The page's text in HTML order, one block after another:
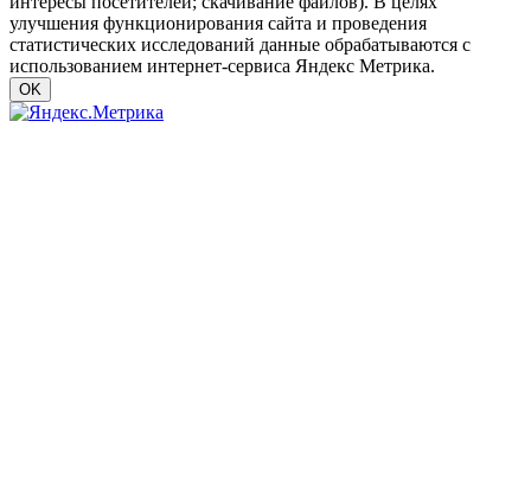
улучшения функционирования сайта и проведения
статистических исследований данные обрабатываются с
использованием интернет-сервиса Яндекс Метрика.
OK